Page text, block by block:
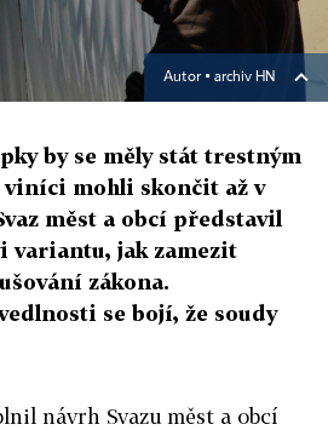
Autor ▪ archiv HN
by se měly stát trestným
viníci mohli skončit až v
měst a obcí představil
variantu, jak zamezit
zákona.
se bojí, že soudy
návrh Svazu měst a obcí